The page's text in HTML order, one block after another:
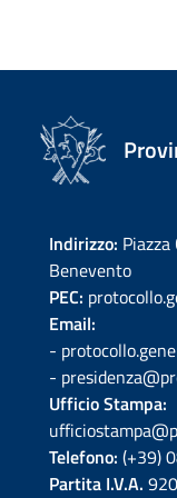
Indirizzo:
Benevento
PEC:
Email:
-
-
Ufficio Stampa:
Telefono: (+39)
Partita I.V.A.